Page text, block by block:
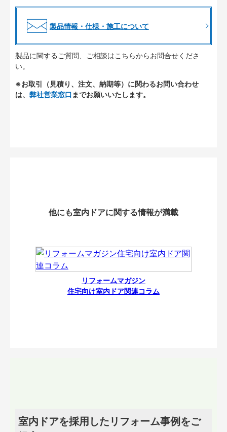
製品情報・仕様・施工について
製品に関するご質問、ご相談はこちらからお問合せくださ
い。
※お取引（見積り、注文、納期等）に関わるお問い合わせ
は、 弊社営業窓口 までお願いいたします。
他にも室内ドアに関する情報が満載
リフォームマガジン
住宅向け室内ドア関連コラム
室内ドアを採用したリフォーム事例をご